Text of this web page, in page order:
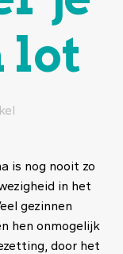
lot
is nog nooit zo
in het
gezinnen
hen onmogelijk
door het